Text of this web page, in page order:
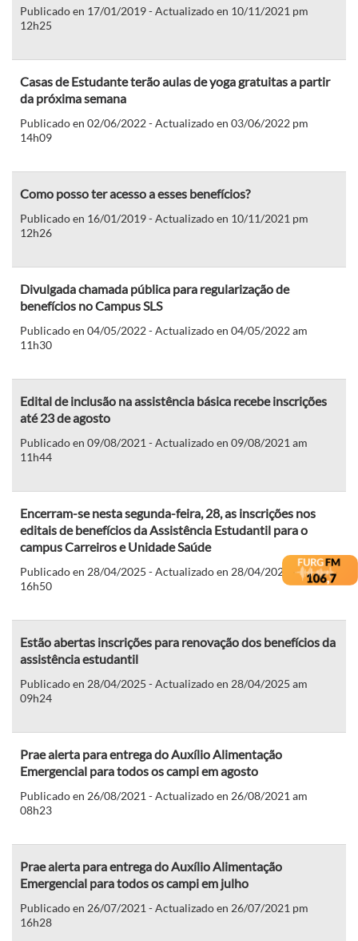
Publicado en 17/01/2019 - Actualizado en 10/11/2021 pm
12h25
Casas de Estudante terão aulas de yoga gratuitas a partir
da próxima semana
Publicado en 02/06/2022 - Actualizado en 03/06/2022 pm
14h09
Como posso ter acesso a esses benefícios?
Publicado en 16/01/2019 - Actualizado en 10/11/2021 pm
12h26
Divulgada chamada pública para regularização de
benefícios no Campus SLS
Publicado en 04/05/2022 - Actualizado en 04/05/2022 am
11h30
Edital de inclusão na assistência básica recebe inscrições
até 23 de agosto
Publicado en 09/08/2021 - Actualizado en 09/08/2021 am
11h44
Encerram-se nesta segunda-feira, 28, as inscrições nos
editais de benefícios da Assistência Estudantil para o
campus Carreiros e Unidade Saúde
Publicado en 28/04/2025 - Actualizado en 28/04/2025 pm
16h50
Estão abertas inscrições para renovação dos benefícios da
assistência estudantil
Publicado en 28/04/2025 - Actualizado en 28/04/2025 am
09h24
Prae alerta para entrega do Auxílio Alimentação
Emergencial para todos os campi em agosto
Publicado en 26/08/2021 - Actualizado en 26/08/2021 am
08h23
Prae alerta para entrega do Auxílio Alimentação
Emergencial para todos os campi em julho
Publicado en 26/07/2021 - Actualizado en 26/07/2021 pm
16h28